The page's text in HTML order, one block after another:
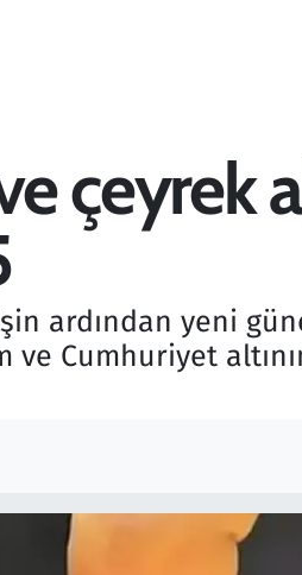
çeyrek
ardından yeni
ve Cumhuriyet